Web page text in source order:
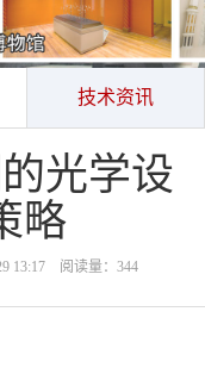
技术资讯
光学设
略
13:17 阅读量：344